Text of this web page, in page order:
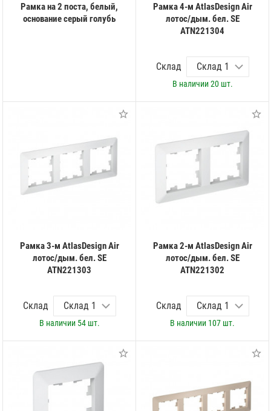
Рамка на 2 поста, белый,
основание серый голубь
Рамка 4-м AtlasDesign Air
лотос/дым. бел. SE
ATN221304
Склад
В наличии20 шт.
Рамка 3-м AtlasDesign Air
лотос/дым. бел. SE
ATN221303
Склад
В наличии 54 шт.
Рамка 2-м AtlasDesign Air
лотос/дым. бел. SE
ATN221302
Склад
В наличии 107 шт.